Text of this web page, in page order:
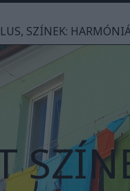
SZÍNEK: